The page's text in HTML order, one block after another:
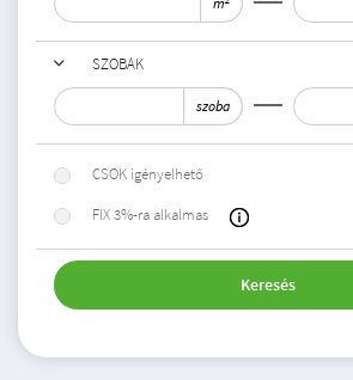
SZOBÁK
szoba
CSOK igényelhető
FIX 3%-ra alkalmas
Keresés